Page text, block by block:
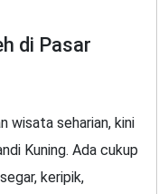
di Pasar
wisata seharian, kini
Kuning. Ada cukup
keripik,